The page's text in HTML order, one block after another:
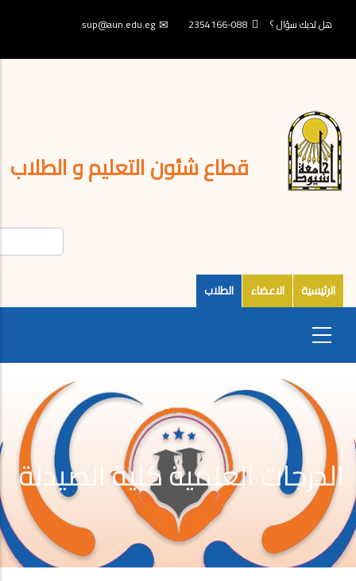
الرئيسي
هل لديك سؤال ؟ 088-2354166
sup@aun.edu.eg
قطاع شئون التعليم و الطلاب
الرئيسية الاعضاء الطلاب
الدرجات العلمية كلية الصيدلة